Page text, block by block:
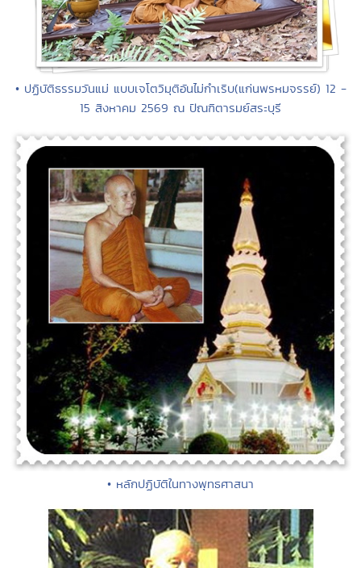
• ปฏิบัติธรรมวันแม่ แบบเจโตวิมุติอันไม่กำเริบ(แก่นพรหมจรรย์) 12 -
15 สิงหาคม 2569 ณ ปัณฑิตารมย์สระบุรี
• หลักปฏิบัติในทางพุทธศาสนา